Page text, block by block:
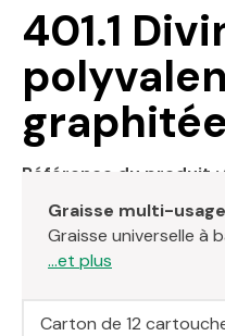
401.1
graphitée
Référence du produit :
Graisse multi-
Graisse universelle à
...et plus
Carton de 12